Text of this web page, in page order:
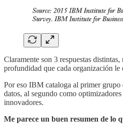
Claramente son 3 respuestas
profundidad que cada organización le
Por eso IBM cataloga al primer grupo
datos, al segundo como
innovadores.
Me parece un buen resumen de lo